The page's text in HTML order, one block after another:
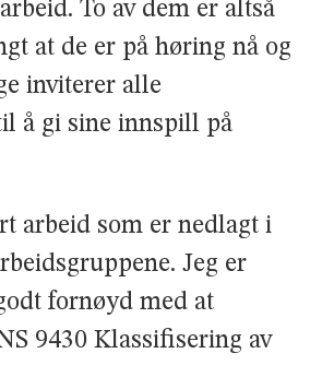
To av dem er altså
at de er på høring nå og
inviterer alle
å gi sine innspill på
arbeid som er nedlagt i
Jeg er
fornøyd med at
9430 Klassifisering av